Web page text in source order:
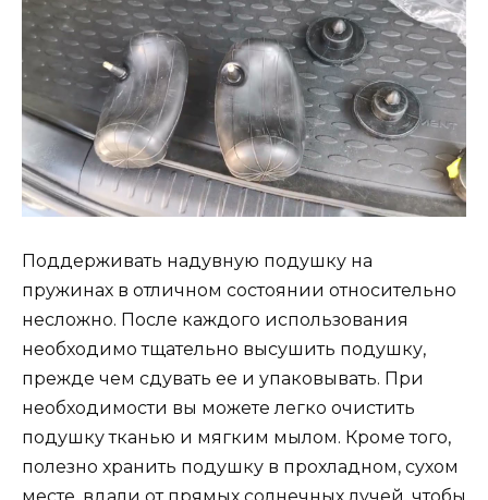
Поддерживать надувную подушку на
пружинах в отличном состоянии относительно
несложно. После каждого использования
необходимо тщательно высушить подушку,
прежде чем сдувать ее и упаковывать. При
необходимости вы можете легко очистить
подушку тканью и мягким мылом. Кроме того,
полезно хранить подушку в прохладном, сухом